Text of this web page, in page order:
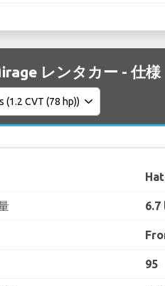
レンタカー - 仕様
6.7
95